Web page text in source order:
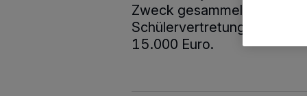
Zweck gesammelt. Und
Schülervertretung
15.000 Euro.